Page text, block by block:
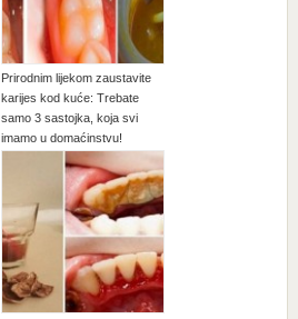
Prirodnim lijekom zaustavite
karijes kod kuće: Trebate
samo 3 sastojka, koja svi
imamo u domaćinstvu!